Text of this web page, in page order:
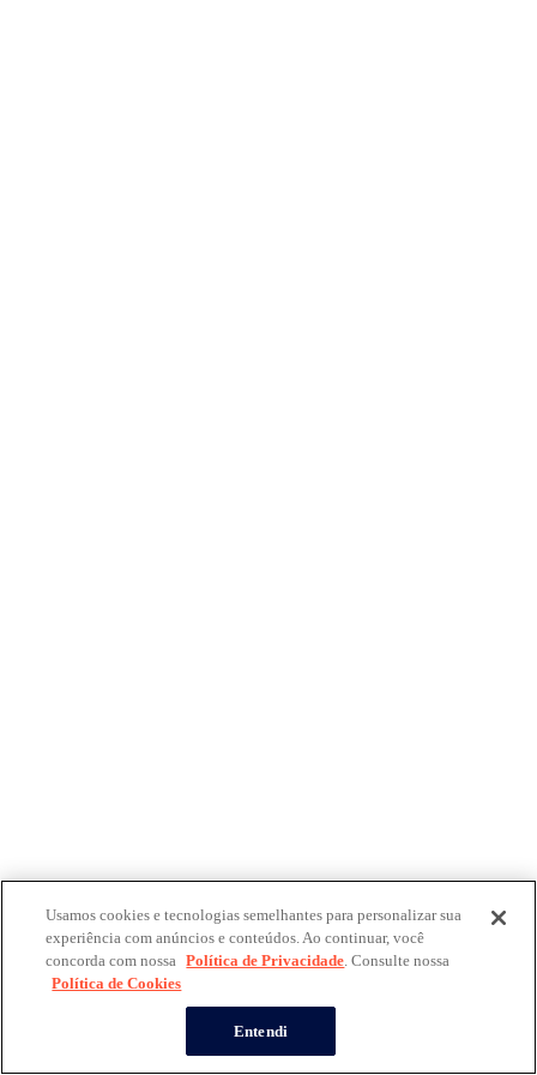
Usamos cookies e tecnologias semelhantes para personalizar sua
experiência com anúncios e conteúdos. Ao continuar, você
concorda com nossa Política de Privacidade. Consulte nossa
Política de Cookies
Entendi